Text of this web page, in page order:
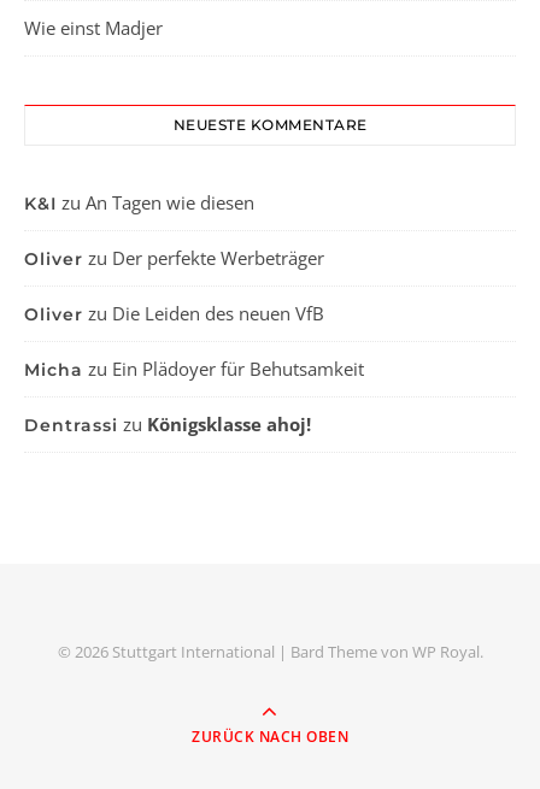
Wie einst Madjer
NEUESTE KOMMENTARE
K&I zu An Tagen wie diesen
Oliver zu Der perfekte Werbeträger
Oliver zu Die Leiden des neuen VfB
Micha zu Ein Plädoyer für Behutsamkeit
Dentrassi zu Königsklasse ahoj!
© 2026 Stuttgart International | Bard Theme von WP Royal.
ZURÜCK NACH OBEN